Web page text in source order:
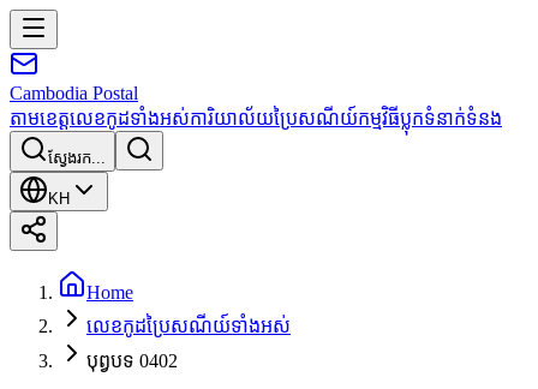
Cambodia Postal
តាមខេត្តលេខកូដទាំងអស់ការិយាល័យប្រៃសណីយ៍កម្មវិធីប្លុកទំនាក់ទំនង
ស្វែងរក...
KH
Home
លេខកូដប្រៃសណីយ៍ទាំងអស់
បុព្វបទ 0402